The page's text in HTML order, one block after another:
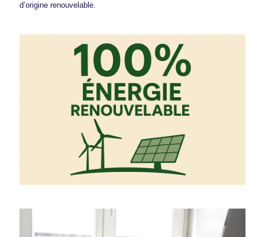
d’origine renouvelable.